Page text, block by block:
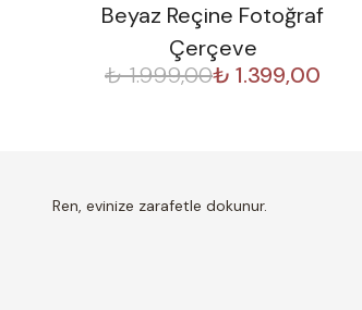
Beyaz Reçine Fotoğraf
Çerçeve
₺ 1.999,00₺ 1.399,00
Ren, evinize zarafetle dokunur.